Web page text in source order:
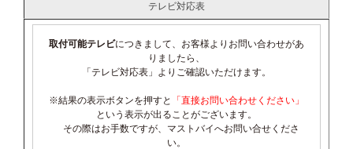
テレビ対応表
取付可能テレビにつきまして、お客様よりお問い合わせがあ
りましたら、
「テレビ対応表」よりご確認いただけます。
※結果の表示ボタンを押すと
「直接お問い合わせください」
という表示が出ることがございます。
その際はお手数ですが、マストバイへお問い合せくださ
い。